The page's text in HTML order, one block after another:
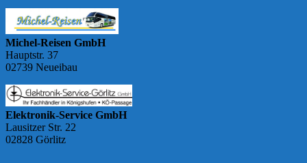
Michel-Reisen GmbH
Hauptstr. 37
02739 Neueibau
Elektronik-Service GmbH
Lausitzer Str. 22
02828 Görlitz